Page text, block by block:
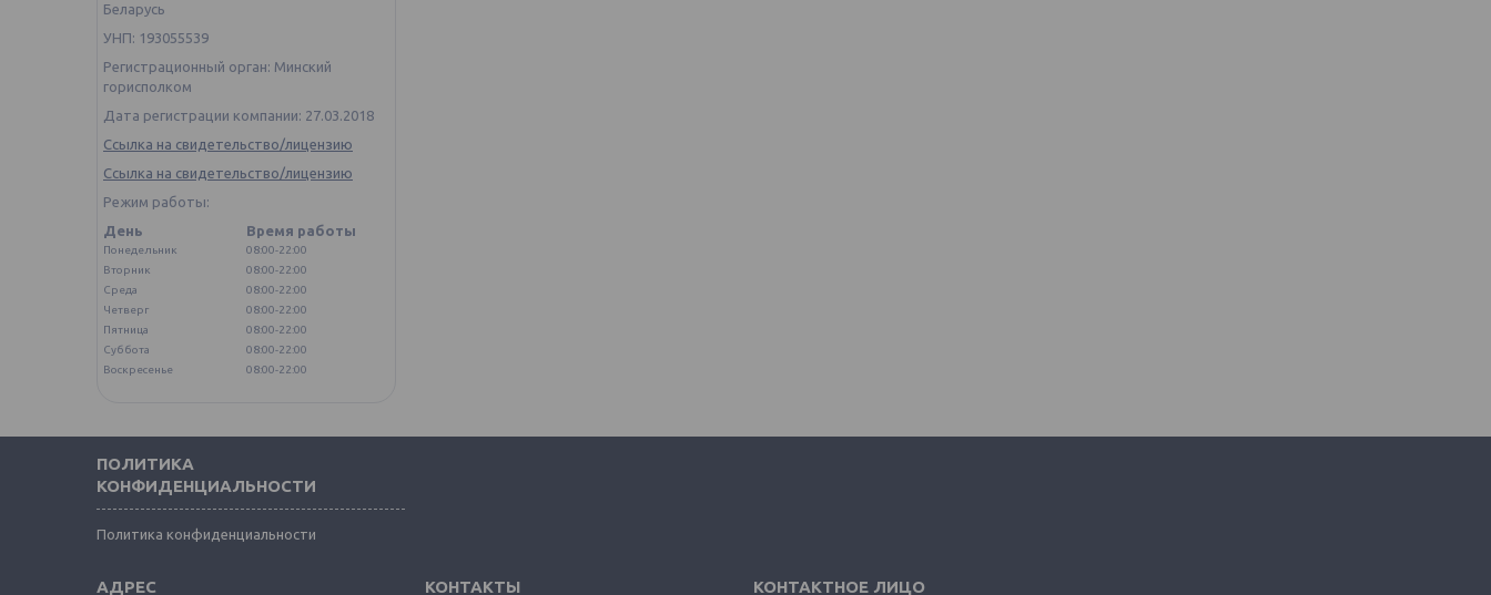
Беларусь
УНП: 193055539
Регистрационный орган: Минский
горисполком
Дата регистрации компании: 27.03.2018
Ссылка на свидетельство/лицензию
Ссылка на свидетельство/лицензию
Режим работы:
День
Время работы
Понедельник
08:00-22:00
Вторник
08:00-22:00
Среда
08:00-22:00
Четверг
08:00-22:00
Пятница
08:00-22:00
Суббота
08:00-22:00
Воскресенье
08:00-22:00
ПОЛИТИКА
КОНФИДЕНЦИАЛЬНОСТИ
Политика конфиденциальности